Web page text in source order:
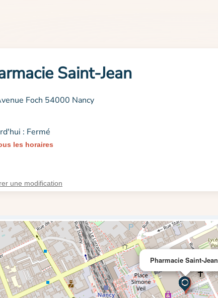
Saint-Jean
Foch 54000 Nancy
: Fermé
les horaires
une modification
Pharmacie Saint-Jean